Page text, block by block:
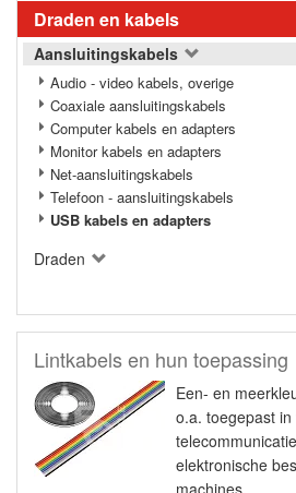
Draden en kabels
Aansluitingskabels
Audio - video kabels, overige
Coaxiale aansluitingskabels
Computer kabels en adapters
Monitor kabels en adapters
Net-aansluitingskabels
Telefoon - aansluitingskabels
USB kabels en adapters
Draden
Lintkabels en hun toepassing
Een- en
o.a. toegepast
elektronische